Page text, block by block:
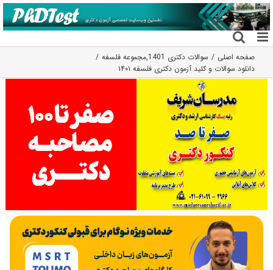
رفتن
به
محتوا
صفحه اصلی سوالات دکتری 1401 ,مجموعه فلسفه
دانلود سوالات و کلید آزمون دکتری فلسفه ۱۴۰۱